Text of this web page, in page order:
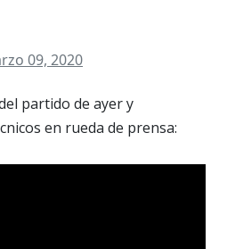
09, 2020
partido de ayer y
en rueda de prensa: